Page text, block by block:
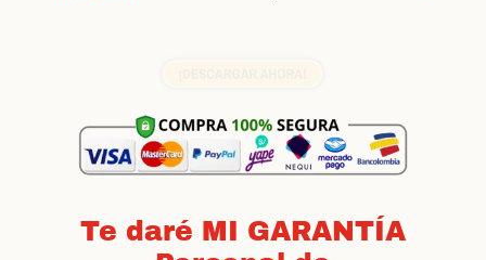
Te daré MI GARANTÍA